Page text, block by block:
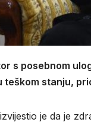
s posebnom
teškom stanju,
je da je